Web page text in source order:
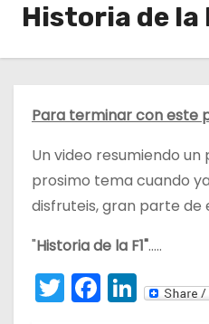
Historia de la
Para terminar con este
Un video resumiendo
prosimo tema cuando
disfruteis, gran parte de
"Historia de la F1"…..
T F Li